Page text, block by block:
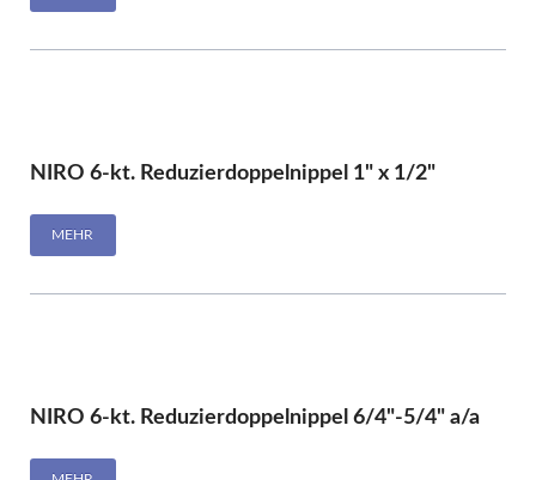
NIRO 6-kt. Reduzierdoppelnippel 1" x 1/2"
MEHR
NIRO 6-kt. Reduzierdoppelnippel 6/4"-5/4" a/a